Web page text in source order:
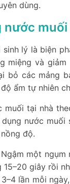
dùng.
nước
lý là biện
miệng và
bỏ các mảng
ẩm tự nhiên
muối tại nhà
nước
độ.
một
giây rồi
lần mỗi